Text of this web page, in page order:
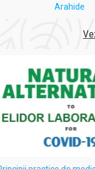
Arahide